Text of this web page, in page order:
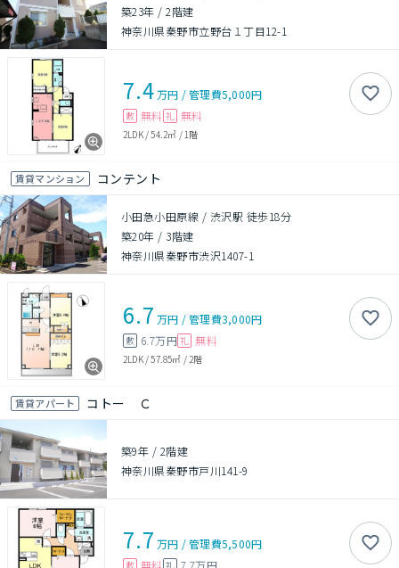
築23年 /2階建
神奈川県秦野市立野台１丁目12-1
7.4万円 /管理費5,000円
敷 無料 礼 無料
2LDK/54.2㎡ / 1階
賃貸マンション コンテント
小田急小田原線 / 渋沢駅 徒歩18分
築20年 / 3階建
神奈川県秦野市渋沢1407-1
6.7 万円 /管理費3,000円
敷 6.7万円 礼 無料
2LDK/57.85㎡ / 2階
賃貸アパート コトー Ｃ
築9年 / 2階建
神奈川県秦野市戸川141-9
7.7 万円 /管理費5,500円
敷 無料 礼 7.7万円